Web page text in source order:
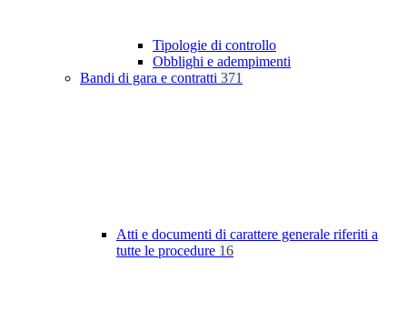
Tipologie di controllo
Obblighi e adempimenti
Bandi di gara e contratti 371
Atti e documenti di carattere generale riferiti a
tutte le procedure 16